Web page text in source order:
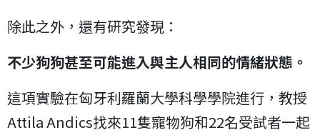
除此之外，還有研究發現：
不少狗狗甚至可能進入與主人相同的情緒狀態。
這項實驗在匈牙利羅蘭大學科學學院進行，教授
Attila Andics找來11隻寵物狗和22名受試者一起